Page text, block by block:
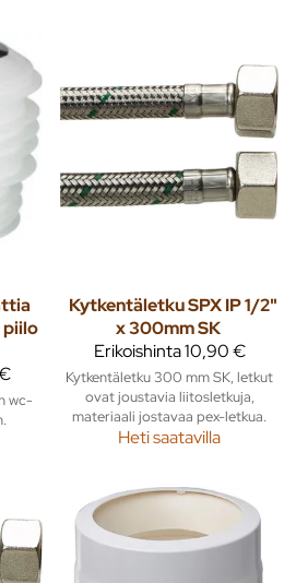
piilo
wc-
Kytkentäletku SPX IP 1/2"
x 300mm SK
Erikoishinta10,90 €
Kytkentäletku 300 mm SK, letkut
ovat joustavia liitosletkuja,
materiaali jostavaa pex-letkua.
Heti saatavilla